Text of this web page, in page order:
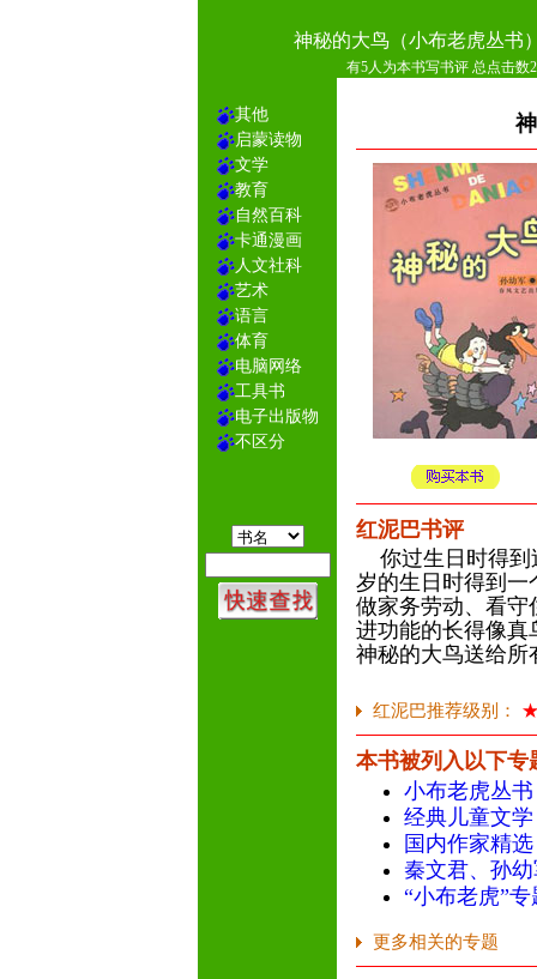
神秘的大鸟（小布老虎丛书
有5人为本书写书评 总点击数
其他
启蒙读物
文学
教育
自然百科
卡通漫画
人文社科
艺术
语言
体育
电脑网络
工具书
电子出版物
不区分
红泥巴书评
你过生日时得到
岁的生日时得到
做家务劳动、看守
进功能的长得像真
神秘的大鸟送给
红泥巴推荐级别：
本书被列入以下专
小布老虎丛书
经典儿童文学
国内作家精选
秦文君、孙
“小布老虎”
更多相关的专题